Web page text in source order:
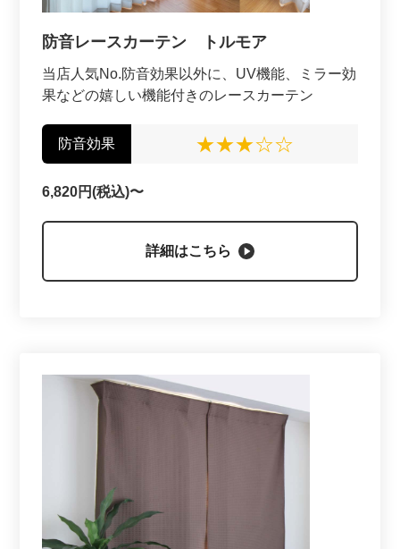
防音レースカーテン トルモア
当店人気No.防音効果以外に、UV機能、ミラー効
果などの嬉しい機能付きのレースカーテン
防音効果 ★★★☆☆
6,820円(税込)〜
詳細はこちら